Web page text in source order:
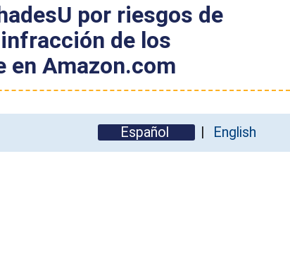
por riesgos de
de los
en Amazon.com
Español English